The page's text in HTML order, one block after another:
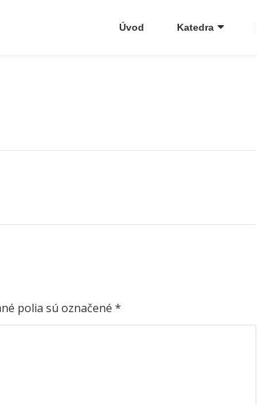
Úvod Katedra
polia sú označené *